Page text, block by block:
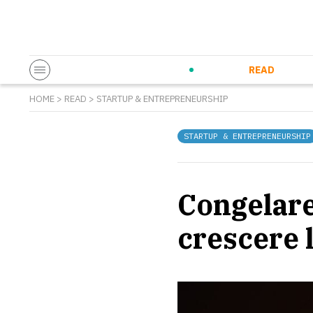
READ
HOME > READ > STARTUP & ENTREPRENEURSHIP
STARTUP & ENTREPRENEURSHIP
crescere